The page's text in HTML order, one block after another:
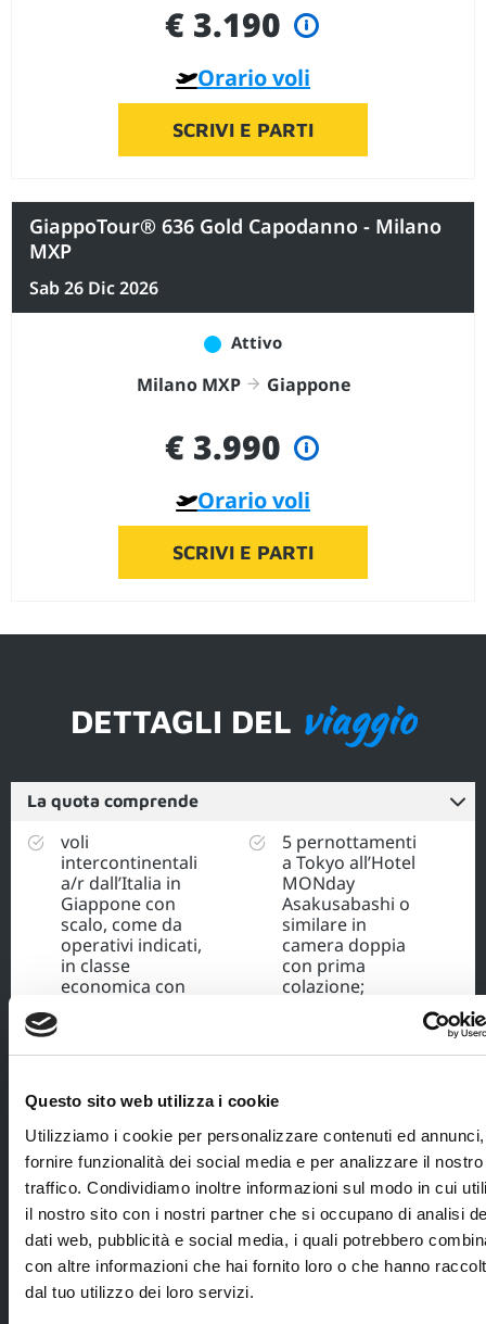
Questo sito web utilizza i cookie
Utilizziamo i cookie per personalizzare contenuti ed
fornire funzionalità dei social media e per analizzare il nostro
traffico. Condividiamo inoltre informazioni sul modo in cui
il nostro sito con i nostri partner che si occupano di analisi
dati web, pubblicità e social media, i quali potrebbero
con altre informazioni che hai fornito loro o che hanno
dal tuo utilizzo dei loro servizi.
€ 3.190
Orario voli
SCRIVI E PARTI
GiappoTour® 636 Gold Capodanno - Milano
MXP
Sab 26 Dic 2026
Attivo
Milano MXP Giappone
€ 3.990
Orario voli
SCRIVI E PARTI
DETTAGLI DEL viaggio
La quota comprende
voli
intercontinentali
a/r dall’Italia in
Giappone con
scalo, come da
operativi indicati,
in classe
economica con
Hostess
Blueberry Travel;
tour leader
parlante italiano
per tutta la
durata del
viaggio in
Giappone;
trasferimento
5 pernottamenti
a Tokyo all’Hotel
MONday
Asakusabashi o
similare in
camera doppia
con prima
colazione;
con prima
colazione;
biglietti del treno
Shinkansen da
Tokyo a Kyoto;
assicurazione